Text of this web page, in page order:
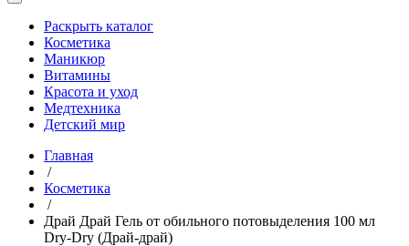
Раскрыть каталог
Косметика
Маникюр
Витамины
Красота и уход
Медтехника
Детский мир
Главная
/
Косметика
/
Драй Драй Гель от обильного потовыделения 100 мл
Dry-Dry (Драй-драй)